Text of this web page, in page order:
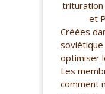
trituration
et
Créées
optimiser
Les
comment